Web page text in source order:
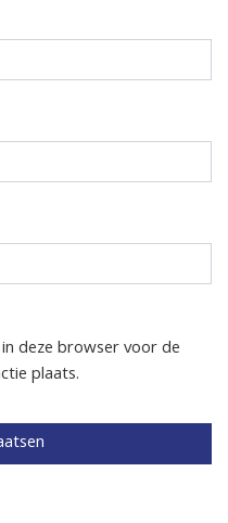
deze browser voor de
plaats.